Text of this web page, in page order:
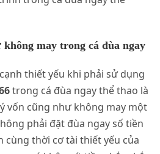
may trong cá đùa ngay
thiết yếu khi phải sử dụng
trong cá đùa ngay thể thao là
vốn cũng như không may một
phải đặt đùa ngay số tiền
cùng thời cơ tài thiết yếu của